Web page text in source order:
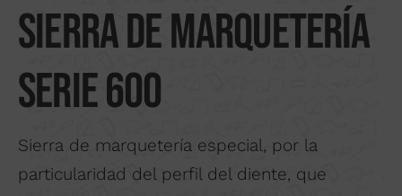
Contactar
Sierra de marquetería
serie 600
Sierra de marquetería especial, por la
particularidad del perfil del diente, que